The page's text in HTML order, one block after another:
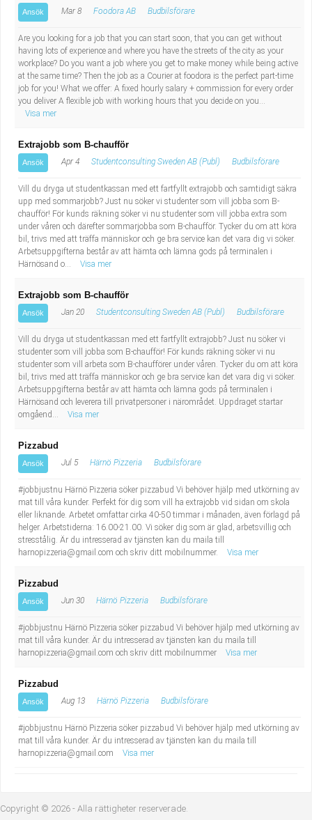
Ansök Mar 8 Foodora AB Budbilsförare
Are you looking for a job that you can start soon, that you can get without
having lots of experience and where you have the streets of the city as your
workplace? Do you want a job where you get to make money while being active
at the same time? Then the job as a Courier at foodora is the perfect part-time
job for you! What we offer: A fixed hourly salary + commission for every order
you deliver A flexible job with working hours that you decide on you...
Visa mer
Extrajobb som B-chaufför
Ansök Apr 4 Studentconsulting Sweden AB (Publ) Budbilsförare
Vill du dryga ut studentkassan med ett fartfyllt extrajobb och samtidigt säkra
upp med sommarjobb? Just nu söker vi studenter som vill jobba som B-
chaufför! För kunds räkning söker vi nu studenter som vill jobba extra som
under våren och därefter sommarjobba som B-chaufför. Tycker du om att köra
bil, trivs med att träffa människor och ge bra service kan det vara dig vi söker.
Arbetsuppgifterna består av att hämta och lämna gods på terminalen i
Härnösand o...
Visa mer
Extrajobb som B-chaufför
Ansök Jan 20 Studentconsulting Sweden AB (Publ) Budbilsförare
Vill du dryga ut studentkassan med ett fartfyllt extrajobb? Just nu söker vi
studenter som vill jobba som B-chaufför! För kunds räkning söker vi nu
studenter som vill arbeta som B-chaufförer under våren. Tycker du om att köra
bil, trivs med att träffa människor och ge bra service kan det vara dig vi söker.
Arbetsuppgifterna består av att hämta och lämna gods på terminalen i
Härnösand och leverera till privatpersoner i närområdet. Uppdraget startar
omgåend...
Visa mer
Pizzabud
Ansök Jul 5 Härnö Pizzeria Budbilsförare
#jobbjustnu Härnö Pizzeria söker pizzabud Vi behöver hjälp med utkörning av
mat till våra kunder. Perfekt för dig som vill ha extrajobb vid sidan om skola
eller liknande. Arbetet omfattar cirka 40-50 timmar i månaden, även förlagd på
helger. Arbetstiderna: 16.00-21.00. Vi söker dig som är glad, arbetsvillig och
stresstålig. Är du intresserad av tjänsten kan du maila till
harnopizzeria@gmail.com och skriv ditt mobilnummer. Visa mer
Pizzabud
Ansök Jun 30 Härnö Pizzeria Budbilsförare
#jobbjustnu Härnö Pizzeria söker pizzabud Vi behöver hjälp med utkörning av
mat till våra kunder. Är du intresserad av tjänsten kan du maila till
harnopizzeria@gmail.com och skriv ditt mobilnummer Visa mer
Pizzabud
Ansök Aug 13 Härnö Pizzeria Budbilsförare
#jobbjustnu Härnö Pizzeria söker pizzabud Vi behöver hjälp med utkörning av
mat till våra kunder. Är du intresserad av tjänsten kan du maila till
harnopizzeria@gmail.com
Visa mer
Copyright © 2026 - Alla rättigheter reserverade.